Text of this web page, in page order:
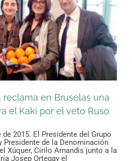
reclama en Bruselas una
el Kaki por el veto Ruso
2015. El Presidente del Grupo
Presidente de la Denominación
Xúquer, Cirilo Arnandis junto a la
Josep Ortegay el